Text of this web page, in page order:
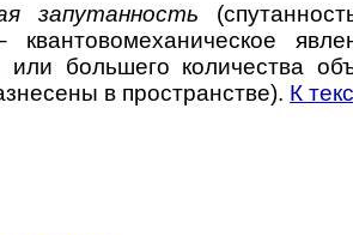
запутанность
или большего количества
в пространстве). К